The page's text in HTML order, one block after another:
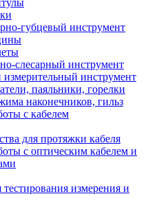
губцевый инструмент
слесарный инструмент
измерительный инструмент
паяльники, горелки
наконечников, гильз
с кабелем
для протяжки кабеля
с оптическим кабелем и
измерения и